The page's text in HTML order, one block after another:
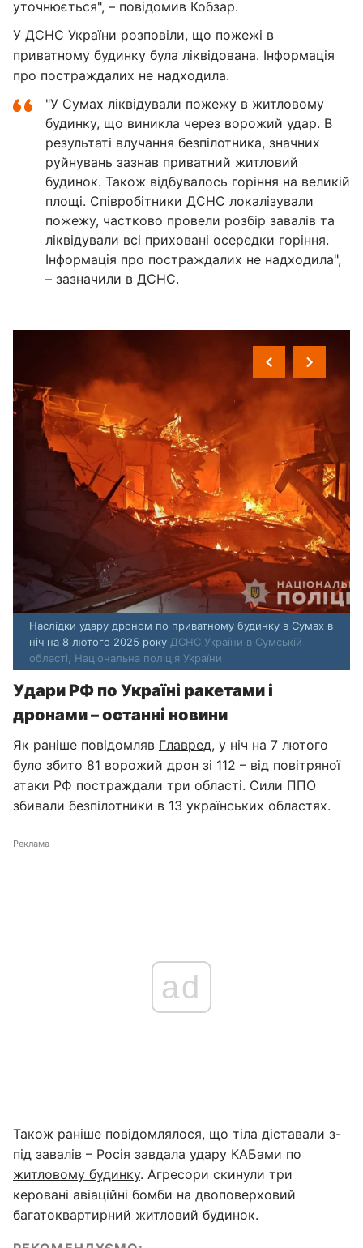
уточнюється", – повідомив Кобзар.
У ДСНС України розповіли, що пожежі в
приватному будинку була ліквідована. Інформація
про постраждалих не надходила.
"У Сумах ліквідували пожежу в житловому
будинку, що виникла через ворожий удар. В
результаті влучання безпілотника, значних
руйнувань зазнав приватний житловий
будинок. Також відбувалось горіння на великій
площі. Співробітники ДСНС локалізували
пожежу, частково провели розбір завалів та
ліквідували всі приховані осередки горіння.
Інформація про постраждалих не надходила",
– зазначили в ДСНС.
Наслідки удару дроном по приватному будинку в Сумах в
ніч на 8 лютого 2025 року ДСНС України в Сумській
області, Національна поліція України
Удари РФ по Україні ракетами і
дронами – останні новини
Як раніше повідомляв Главред, у ніч на 7 лютого
було збито 81 ворожий дрон зі 112 – від повітряної
атаки РФ постраждали три області. Сили ППО
збивали безпілотники в 13 українських областях.
Реклама
ad
Також раніше повідомлялося, що тіла діставали з-
під завалів – Росія завдала удару КАБами по
житловому будинку. Агресори скинули три
керовані авіаційні бомби на двоповерховий
багатоквартирний житловий будинок.